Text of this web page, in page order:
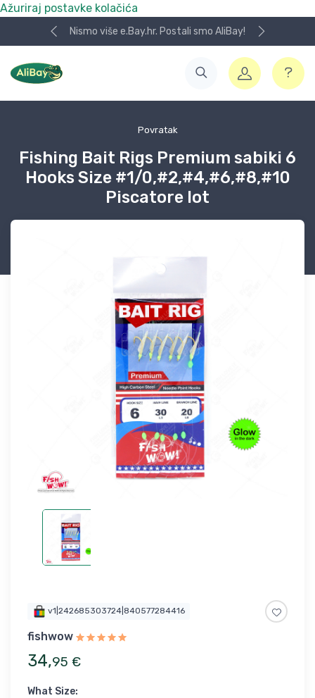
Ažuriraj postavke kolačića
Nismo više e.Bay.hr. Postali smo AliBay!
Povratak
Fishing Bait Rigs Premium sabiki 6
Hooks Size #1/0,#2,#4,#6,#8,#10
Piscatore lot
v1|242685303724|840577284416
fishwow
34,95 €
What Size: